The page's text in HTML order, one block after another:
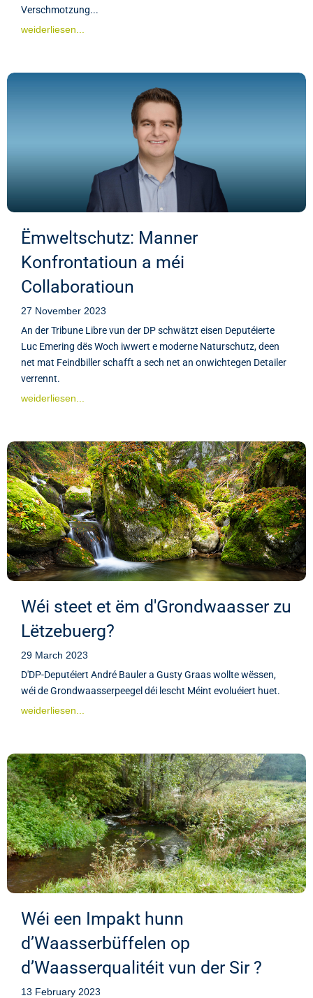
Verschmotzung...
weiderliesen...
Ëmweltschutz: Manner
Konfrontatioun a méi
Collaboratioun
27 November 2023
An der Tribune Libre vun der DP schwätzt eisen Deputéierte
Luc Emering dës Woch iwwert e moderne Naturschutz, deen
net mat Feindbiller schafft a sech net an onwichtegen Detailer
verrennt.
weiderliesen...
Wéi steet et ëm d'Grondwaasser zu
Lëtzebuerg?
29 March 2023
D'DP-Deputéiert André Bauler a Gusty Graas wollte wëssen,
wéi de Grondwaasserpeegel déi lescht Méint evoluéiert huet.
weiderliesen...
Wéi een Impakt hunn
d’Waasserbüffelen op
d’Waasserqualitéit vun der Sir ?
13 February 2023